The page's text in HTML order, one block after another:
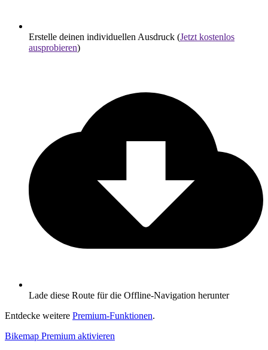
Erstelle deinen individuellen Ausdruck (Jetzt kostenlos
ausprobieren)
Lade diese Route für die Offline-Navigation herunter
Entdecke weitere Premium-Funktionen.
Bikemap Premium aktivieren